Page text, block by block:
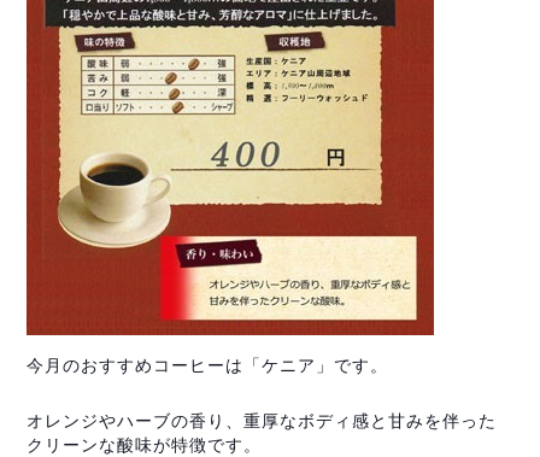
今 月のおすすめコーヒーは「ケニア」です。
オレンジやハーブの香り、重厚なボディ感と甘みを伴った
クリーンな酸味が特徴です。